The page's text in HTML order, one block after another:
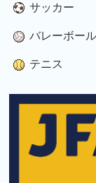
サッカー
バレーボール
テニス